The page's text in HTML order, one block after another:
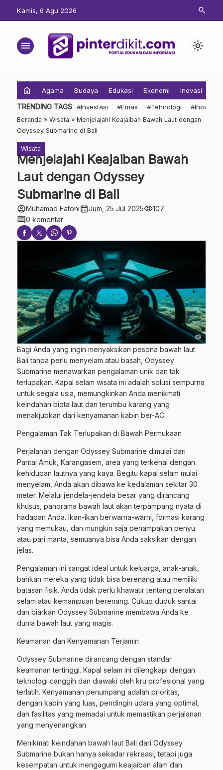
Kamis, 6 Agu 2026 search
menu light_mode
home Agama Budaya Edukasi Ekonomi Inovasi
TRENDING TAGS #Investasi #Emas #Tehnologi #Inovasi
Beranda » Wisata » Menjelajahi Keajaiban Bawah Laut dengan
Odyssey Submarine di Bali
Wisata
Menjelajahi Keajaiban Bawah
Laut dengan Odyssey
Submarine di Bali
account_circleMuhamad Fatonicalendar_monthJum, 25 Jul 2025visibility107
comment0 komentar
Bagi Anda yang ingin menyaksikan pesona bawah laut
Bali tanpa perlu menyelam atau basah, Odyssey
Submarine menawarkan pengalaman unik dan tak
terlupakan. Kapal selam wisata ini adalah solusi sempurna
untuk segala usia, memungkinkan Anda menikmati
keindahan biota laut dan terumbu karang yang
menakjubkan dari kenyamanan kabin ber-AC.
Pengalaman Tak Terlupakan di Bawah Permukaan
Perjalanan dengan Odyssey Submarine dimulai dari
Pantai Amuk, Karangasem, area yang terkenal dengan
kehidupan lautnya yang kaya. Begitu kapal selam mulai
menyelam, Anda akan dibawa ke kedalaman sekitar 30
meter. Melalui jendela-jendela besar yang dirancang
khusus, panorama bawah laut akan terpampang nyata di
hadapan Anda. Ikan-ikan berwarna-warni, formasi karang
yang memukau, dan mungkin saja penampakan penyu
atau pari manta, semuanya bisa Anda saksikan dengan
jelas.
Pengalaman ini sangat ideal untuk keluarga, anak-anak,
bahkan mereka yang tidak bisa berenang atau memiliki
batasan fisik. Anda tidak perlu khawatir tentang peralatan
selam atau kemampuan berenang. Cukup duduk santai
dan biarkan Odyssey Submarine membawa Anda ke
dunia bawah laut yang magis.
Keamanan dan Kenyamanan Terjamin
Odyssey Submarine dirancang dengan standar
keamanan tertinggi. Kapal selam ini dilengkapi dengan
teknologi canggih dan diawaki oleh kru profesional yang
terlatih. Kenyamanan penumpang adalah prioritas,
dengan kabin yang luas, pendingin udara yang optimal,
dan fasilitas yang memadai untuk memastikan perjalanan
yang menyenangkan.
Menikmati keindahan bawah laut Bali dari Odyssey
Submarine bukan hanya sekadar rekreasi, tetapi juga
kesempatan untuk mengagumi keajaiban alam dan